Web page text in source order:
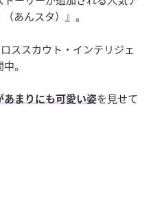
（あんスタ）』。
ススカウト・インテリジェ
。
あまりにも可愛い姿を見せて